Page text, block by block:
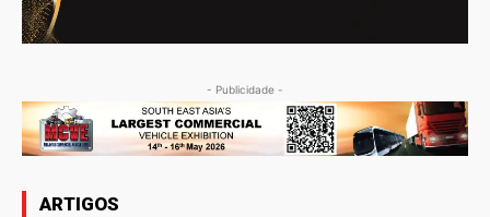
- Publicidade -
ARTIGOS